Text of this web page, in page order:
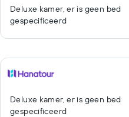
Deluxe kamer, er is geen bed
gespecificeerd
Deluxe kamer, er is geen bed
gespecificeerd